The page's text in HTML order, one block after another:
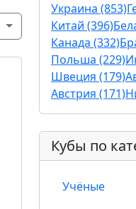
Украина (853)
Китай (396)
Канада (332)
Польша (229)
Швеция (179)
Австрия (171)
Кубы по
Учёные